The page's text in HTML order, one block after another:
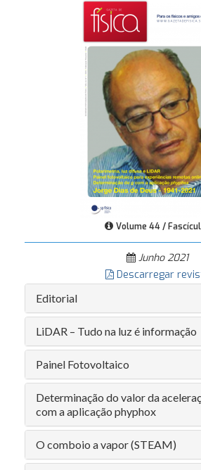
Volume 44 /
Junho 2021
Descarregar
Editorial
LiDAR – Tudo na luz é informação
Painel Fotovoltaico
Determinação do valor da
com a aplicação phyphox
O comboio a vapor (STEAM)